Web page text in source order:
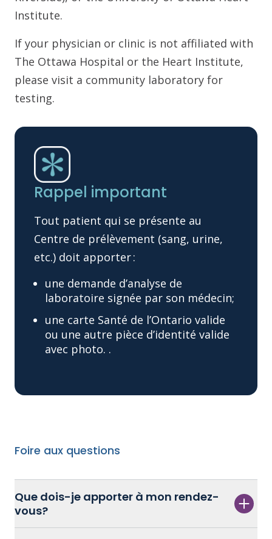
Institute.
If your physician or clinic is not affiliated with
The Ottawa Hospital or the Heart Institute,
please visit a community laboratory for
testing.
Rappel important
Tout patient qui se présente au
Centre de prélèvement (sang, urine,
etc.) doit apporter :
une demande d’analyse de
laboratoire signée par son médecin;
une carte Santé de l’Ontario valide
ou une autre pièce d’identité valide
avec photo. .
Foire aux questions
Que dois-je apporter à mon rendez-
vous?